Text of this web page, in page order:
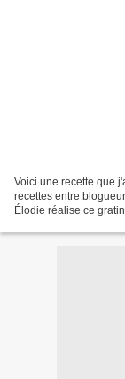
Voici une recette que
recettes entre
Élodie réalise ce